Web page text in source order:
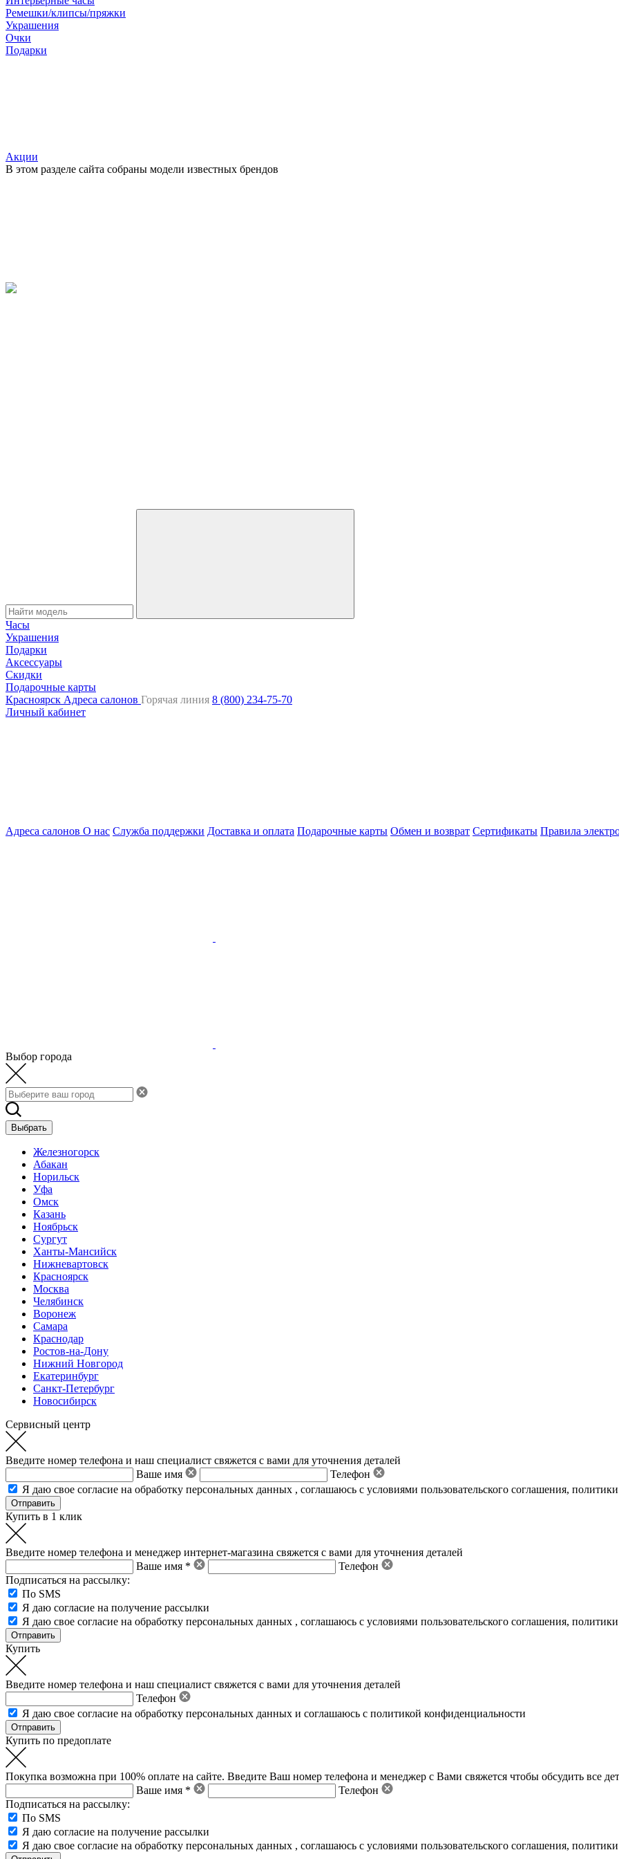
Ремешки/клипсы/пряжки
Украшения
Очки
Подарки
Акции
В этом разделе сайта собраны модели известных брендов
Часы
Украшения
Подарки
Аксессуары
Скидки
Подарочные карты
Красноярск Адреса салонов Горячая линия 8 (800) 234-75-70
Личный кабинет
Адреса салонов О нас Служба поддержки Доставка и оплата Подарочные карты Обмен и возврат Сертификаты Правила
Выбор города
Выбрать
Железногорск
Абакан
Норильск
Уфа
Омск
Казань
Ноябрьск
Сургут
Ханты-Мансийск
Нижневартовск
Красноярск
Москва
Челябинск
Воронеж
Самара
Краснодар
Ростов-на-Дону
Нижний Новгород
Екатеринбург
Санкт-Петербург
Новосибирск
Сервисный центр
Введите номер телефона и наш специалист свяжется с вами для уточнения деталей
Ваше имя
Телефон
Я даю свое согласие на обработку персональных данных , соглашаюсь с условиями пользовательского соглашения,
Купить в 1 клик
Введите номер телефона и менеджер интернет-магазина свяжется с вами для уточнения деталей
Ваше имя *
Телефон
Подписаться на рассылку:
По SMS
Я даю согласие на получение рассылки
Я даю свое согласие на обработку персональных данных , соглашаюсь с условиями пользовательского соглашения,
Купить
Введите номер телефона и наш специалист свяжется с вами для уточнения деталей
Телефон
Я даю свое согласие на обработку персональных данных и соглашаюсь с политикой конфиденциальности
Купить по предоплате
Покупка возможна при 100% оплате на сайте. Введите Ваш номер телефона и менеджер с Вами свяжется чтобы обсудить все
Ваше имя *
Телефон
Подписаться на рассылку:
По SMS
Я даю согласие на получение рассылки
Я даю свое согласие на обработку персональных данных , соглашаюсь с условиями пользовательского соглашения,